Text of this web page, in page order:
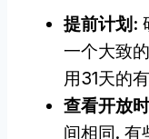
提前计划:
一个大致
用31天的
查看开放
间相同. 有